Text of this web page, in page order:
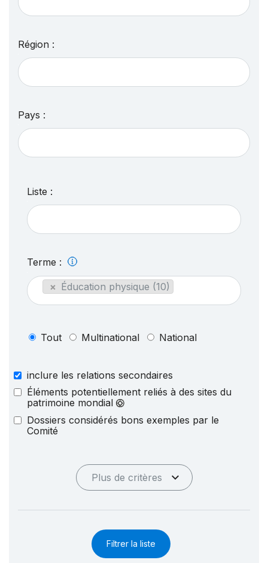
Région :
Pays :
Liste :
Terme :
× Éducation physique (10)
Tout Multinational National
inclure les relations secondaires
Éléments potentiellement reliés à des sites du
patrimoine mondial
Dossiers considérés bons exemples par le
Comité
Plus de critères
Filtrer la liste